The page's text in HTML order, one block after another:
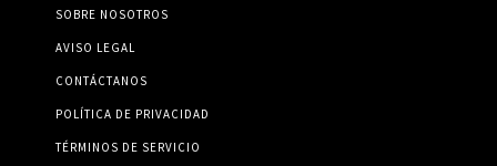
SOBRE NOSOTROS
AVISO LEGAL
CONTÁCTANOS
POLÍTICA DE PRIVACIDAD
TÉRMINOS DE SERVICIO